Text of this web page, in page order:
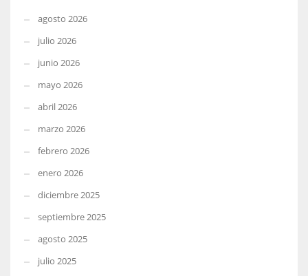
agosto 2026
julio 2026
junio 2026
mayo 2026
abril 2026
marzo 2026
febrero 2026
enero 2026
diciembre 2025
septiembre 2025
agosto 2025
julio 2025